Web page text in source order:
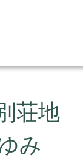
荘地
み